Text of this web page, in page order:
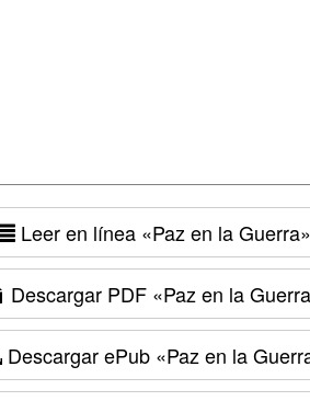
Leer en línea «Paz en la Guerra»
Descargar PDF«Paz en la
Descargar ePub«Paz en la